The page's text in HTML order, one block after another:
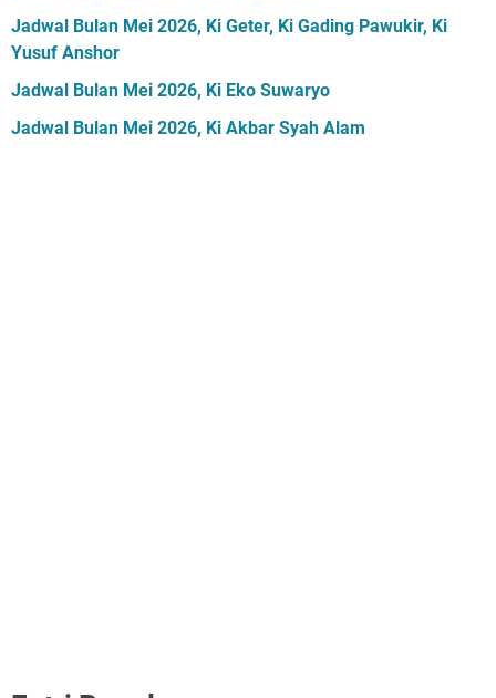
Jadwal Bulan Mei 2026, Ki Geter, Ki Gading Pawukir, Ki
Yusuf Anshor
Jadwal Bulan Mei 2026, Ki Eko Suwaryo
Jadwal Bulan Mei 2026, Ki Akbar Syah Alam